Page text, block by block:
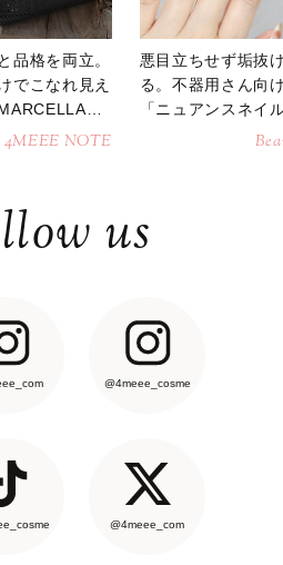
品格を両立。
でこなれ見え
ト
グ」
4MEEE NOTE
悪目立ちせず垢抜け
る。不器用さん向け
「ニュアンスネイル
us
@4meee_cosme
@4meee_com